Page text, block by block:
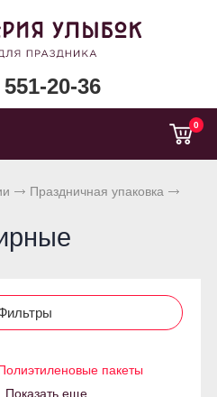
20-36
0
Праздничная упаковка
пакеты
Показать еще